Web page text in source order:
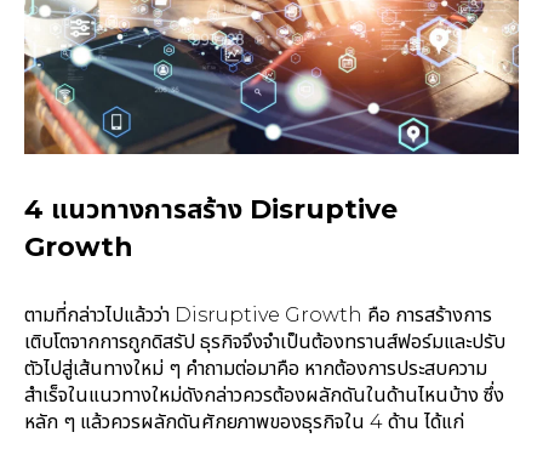
4 แนวทางการสร้าง Disruptive
Growth
ตามที่กล่าวไปแล้วว่า Disruptive Growth คือ การสร้างการ
เติบโตจากการถูกดิสรัป ธุรกิจจึงจำเป็นต้องทรานส์ฟอร์มและปรับ
ตัวไปสู่เส้นทางใหม่ ๆ คำถามต่อมาคือ หากต้องการประสบความ
สำเร็จในแนวทางใหม่ดังกล่าวควรต้องผลักดันในด้านไหนบ้าง ซึ่ง
หลัก ๆ แล้วควรผลักดันศักยภาพของธุรกิจใน 4 ด้าน ได้แก่